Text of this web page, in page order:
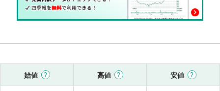
始値 高値 安値